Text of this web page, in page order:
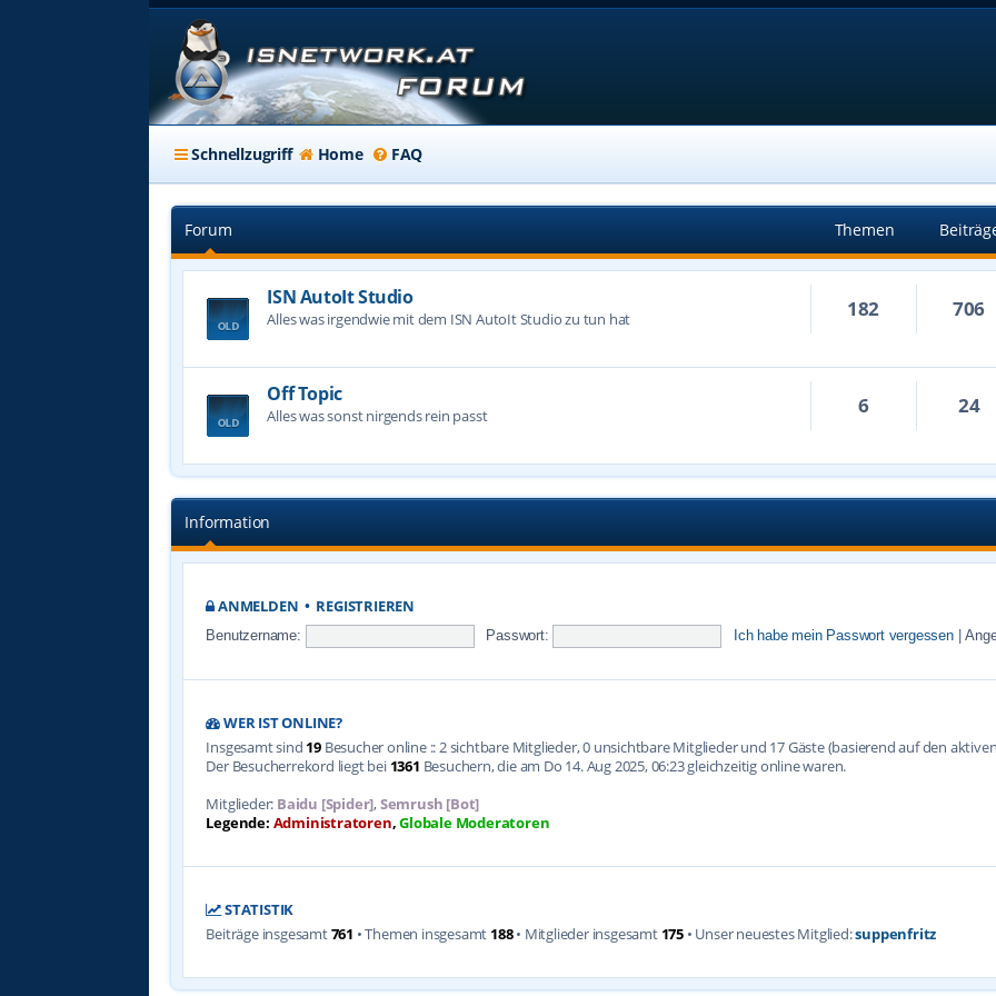
Schnellzugriff Home FAQ
Forum Themen
ISN AutoIt Studio
Alles was irgendwie mit dem ISN AutoIt Studio zu tun hat 182 706
Off Topic
Alles was sonst nirgends rein passt 6 24
Information
ANMELDEN • REGISTRIEREN
Benutzername: Passwort: Ich habe mein Passwort vergessen
WER IST ONLINE?
Insgesamt sind 19 Besucher online :: 2 sichtbare Mitglieder, 0 unsichtbare Mitglieder und 17 Gäste (basierend auf den
Der Besucherrekord liegt bei 1361 Besuchern, die am Do 14. Aug 2025, 06:23 gleichzeitig online waren.
Mitglieder: Baidu [Spider],Semrush [Bot]
Legende: Administratoren,Globale Moderatoren
STATISTIK
Beiträge insgesamt761 • Themen insgesamt 188• Mitglieder insgesamt 175 • Unser neuestes Mitglied:suppenfritz